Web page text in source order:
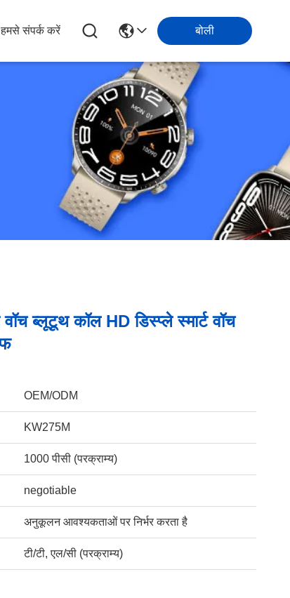
हमसे संपर्क करें बोली
वॉच ब्लूटूथ कॉल HD डिस्प्ले स्मार्ट वॉच
OEM/ODM
KW275M
1000 पीसी (परक्राम्य)
negotiable
अनुकूलन आवश्यकताओं पर निर्भर करता है
टी/टी, एल/सी (परक्राम्य)